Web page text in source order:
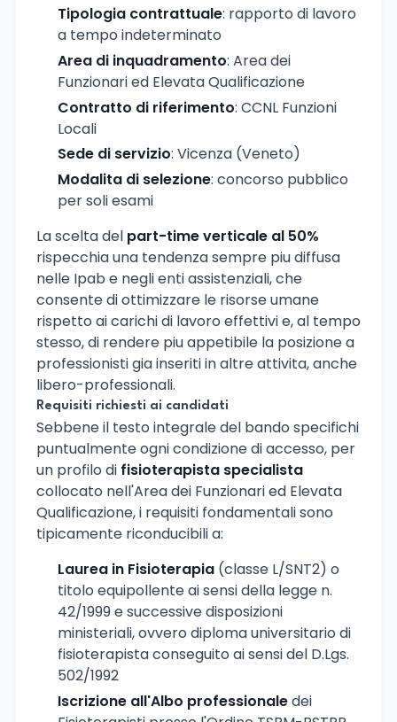
Tipologia contrattuale: rapporto di lavoro
a tempo indeterminato
Area di inquadramento: Area dei
Funzionari ed Elevata Qualificazione
Contratto di riferimento: CCNL Funzioni
Locali
Sede di servizio: Vicenza (Veneto)
Modalita di selezione: concorso pubblico
per soli esami
La scelta del part-time verticale al 50%
rispecchia una tendenza sempre piu diffusa
nelle Ipab e negli enti assistenziali, che
consente di ottimizzare le risorse umane
rispetto ai carichi di lavoro effettivi e, al tempo
stesso, di rendere piu appetibile la posizione a
professionisti gia inseriti in altre attivita, anche
libero-professionali.
Requisiti richiesti ai candidati
Sebbene il testo integrale del bando specifichi
puntualmente ogni condizione di accesso, per
un profilo di fisioterapista specialista
collocato nell'Area dei Funzionari ed Elevata
Qualificazione, i requisiti fondamentali sono
tipicamente riconducibili a:
Laurea in Fisioterapia (classe L/SNT2) o
titolo equipollente ai sensi della legge n.
42/1999 e successive disposizioni
ministeriali, ovvero diploma universitario di
fisioterapista conseguito ai sensi del D.Lgs.
502/1992
Iscrizione all'Albo professionaledei